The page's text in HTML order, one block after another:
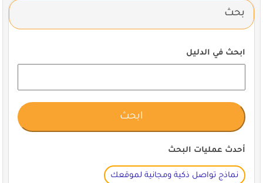
بحث
ابحث في الدليل
أحدث عمليات البحث
نماذج تواصل ذكية ومجانية لموقعك